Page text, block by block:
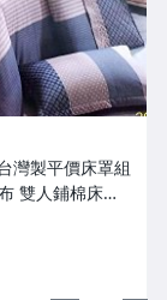
灣製平價床罩組
雙人鋪棉床罩
摺床裙 2682